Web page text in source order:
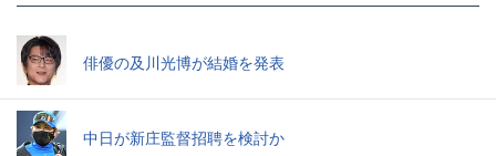
俳優の及川光博が結婚を発表
中日が新庄監督招聘を検討か